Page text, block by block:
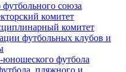
союза
комитет
комитет
футбольных клубов и
юношеского футбола
пляжного и